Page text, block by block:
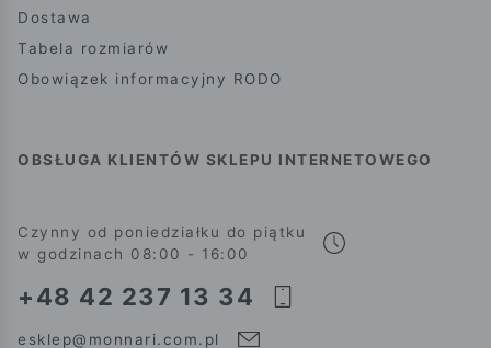
Dostawa
Tabela rozmiarów
Obowiązek informacyjny RODO
OBSŁUGA KLIENTÓW SKLEPU INTERNETOWEGO
Czynny od poniedziałku do piątku
w godzinach 08:00 - 16:00
+48 42 237 13 34
esklep@monnari.com.pl